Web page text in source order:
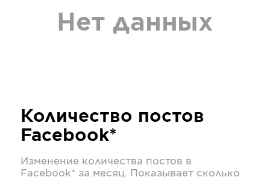
Нет данных
Количество постов
Facebook*
Изменение количества постов в
Facebook* за месяц. Показывает сколько